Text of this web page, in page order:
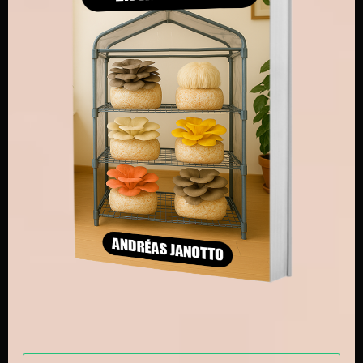
l’exemple inspirant de Titouan et sa
champignonnière artisanale
La phase 3 : Ensemencement et
Incubation des substrats compostés
dernière phase, c’est peut être une phase que vous
connaissez si vous avez déjà cultivé des
décomposeurs primaires.
Une fois que le substrat a étécomposté, conditionné
et pasteurisé , on va premièrement l’ensemencer, c’est
incorpore du mycélium dans le
Agaricus bisporus, par exemple, on va utiliser environ1